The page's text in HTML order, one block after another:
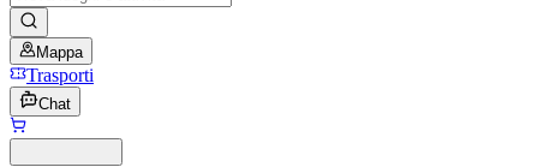
Mappa
Trasporti
Chat